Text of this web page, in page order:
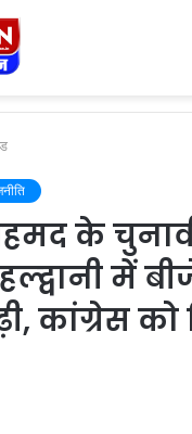
के
में
कांग्रेस को